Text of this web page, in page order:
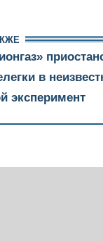
в
эксперимент